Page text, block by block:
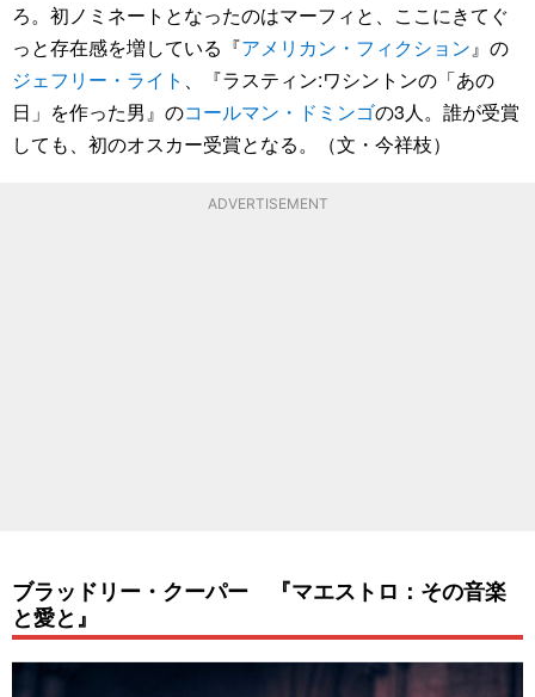
ろ。初ノミネートとなったのはマーフィと、ここにきてぐ
っと存在感を増している『アメリカン・フィクション』の
ジェフリー・ライト 、『ラスティン:ワシントンの「あの
日」を作った男』のコールマン・ドミンゴの3人。誰が受賞
しても、初のオスカー受賞となる。（文・今祥枝）
ADVERTISEMENT
ブラッドリー・クーパー 『マエストロ：その音楽
と愛と』